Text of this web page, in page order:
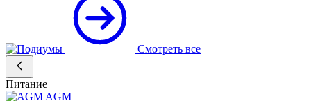
Смотреть все
Питание
AGM